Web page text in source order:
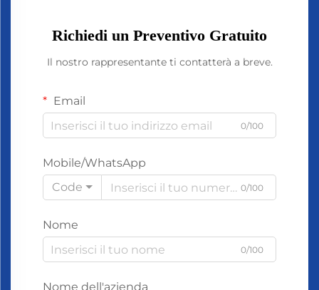
Richiedi un Preventivo Gratuito
Il nostro rappresentante ti contatterà a breve.
Email
0/100
Mobile/WhatsApp
Code
0/100
Nome
0/100
Nome dell'azienda